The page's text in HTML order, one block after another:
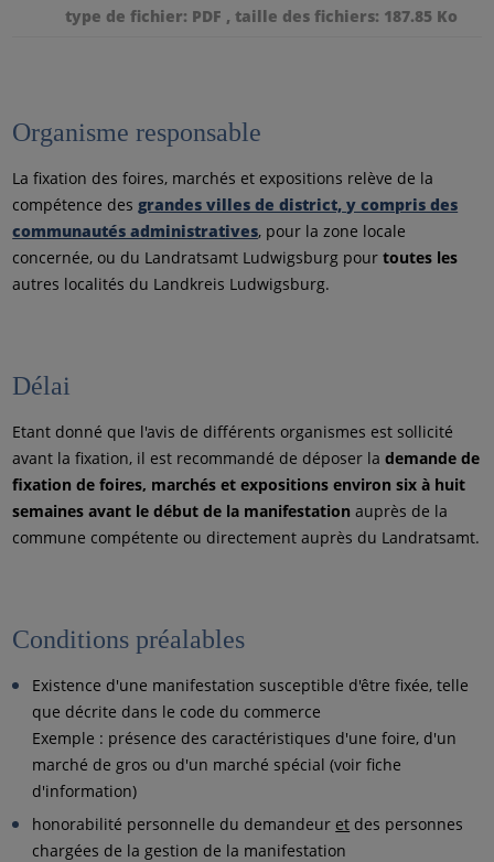
type de fichier: PDF , taille des fichiers: 187.85 Ko
Organisme responsable
La fixation des foires, marchés et expositions relève de la
compétence desgrandes villes de district, y compris des
communautés administratives, pour la zone locale
concernée, ou du Landratsamt Ludwigsburg pour toutes les
autres localités du Landkreis Ludwigsburg.
Délai
Etant donné que l'avis de différents organismes est sollicité
avant la fixation, il est recommandé de déposer lademande de
fixation de foires, marchés et expositions environ six à huit
semaines avant le début de la manifestation auprès de la
commune compétente ou directement auprès du Landratsamt.
Conditions préalables
Existence d'une manifestation susceptible d'être fixée, telle
que décrite dans le code du commerce
Exemple : présence des caractéristiques d'une foire, d'un
marché de gros ou d'un marché spécial (voir fiche
d'information)
honorabilité personnelle du demandeur et des personnes
chargées de la gestion de la manifestation